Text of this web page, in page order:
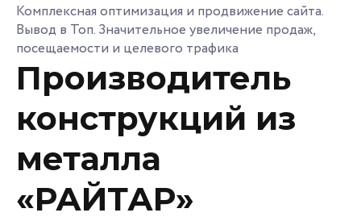
Комплексная оптимизация и продвижение сайта.
Вывод в Топ. Значительное увеличение продаж,
посещаемости и целевого трафика
Производитель
конструкций из
металла
«РАЙТАР»